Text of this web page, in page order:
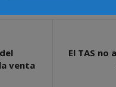
venta
El TAS no